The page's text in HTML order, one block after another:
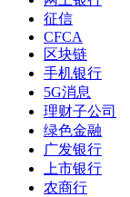
征信
CFCA
区块链
手机银行
5G消息
理财子公司
绿色金融
广发银行
上市银行
农商行